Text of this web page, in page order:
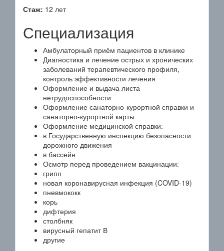
Стаж: 12 лет
Специализация
Амбулаторный приём пациентов в клинике
Диагностика и лечение острых и хронических
заболеваний терапевтического профиля,
контроль эффективности лечения
Оформление и выдача листа
нетрудоспособности
Оформление санаторно-курортной справки и
санаторно-курортной карты
Оформление медицинской справки:
в Государственную инспекцию безопасности
дорожного движения
в бассейн
Осмотр перед проведением вакцинации:
грипп
новая коронавирусная инфекция (COVID-19)
пневмококк
корь
дифтерия
столбняк
вирусный гепатит В
другие